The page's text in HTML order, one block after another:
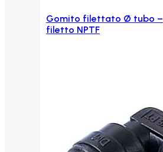
Aggiungi al carrello
Gomito filettato Ø tubo –
filetto NPTF